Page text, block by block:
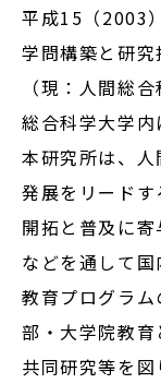
OpenCampus
地域連携・
アクセス
Access
通信制
平成15（2003
学問構築と研
（現：人間総
総合科学大学内
本研究所は、
発展をリード
開拓と普及に
などを通して
教育プログラ
部・大学院教
共同研究等を